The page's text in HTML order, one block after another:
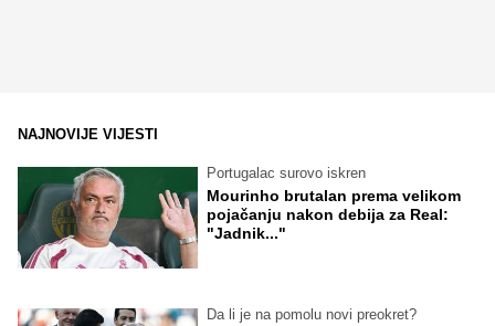
NAJNOVIJE VIJESTI
Portugalac surovo iskren
Mourinho brutalan prema velikom
pojačanju nakon debija za Real:
"Jadnik..."
Da li je na pomolu novi preokret?